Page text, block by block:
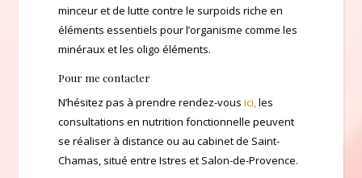
minceur et de lutte contre le surpoids riche en
éléments essentiels pour l’organisme comme les
minéraux et les oligo éléments.
Pour me contacter
N’hésitez pas à prendre rendez-vous ici,les
consultations en nutrition fonctionnelle peuvent
se réaliser à distance ou au cabinet de Saint-
Chamas, situé entre Istres et Salon-de-Provence.